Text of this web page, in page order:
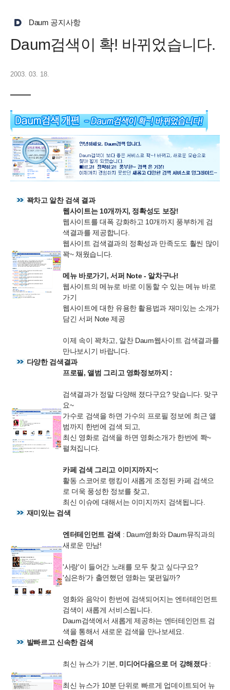
Daum 공지사항
Daum검색이 확! 바뀌었습니다.
2003. 03. 18.
꽉차고 알찬 검색 결과
웹사이트는 10개까지, 정확성도 보장!
웹사이트를 대폭 강화하고 10개까지 풍부하게 검
색결과를 제공합니다.
웹사이트 검색결과의 정확성과 만족도도 훨씬 많이
꽉~ 채웠습니다.
메뉴 바로가기, 서퍼 Note - 알차구나!
웹사이트의 메뉴로 바로 이동할 수 있는 메뉴 바로
가기
웹사이트에 대한 유용한 활용법과 재미있는 소개가
담긴 서퍼 Note 제공
이제 속이 꽉차고, 알찬 Daum웹사이트 검색결과를
만나보시기 바랍니다.
다양한 검색결과
프로필, 앨범 그리고 영화정보까지 :
검색결과가 정말 다양해 졌다구요? 맞습니다. 맞구
요~
가수로 검색을 하면 가수의 프로필 정보에 최근 앨
범까지 한번에 검색 되고,
최신 영화로 검색을 하면 영화소개가 한번에 쫙~
펼쳐집니다.
카페 검색 그리고 이미지까지~:
활동 스코어로 랭킹이 새롭게 조정된 카페 검색으
로 더욱 풍성한 정보를 찾고,
최신 이슈에 대해서는 이미지까지 검색됩니다.
재미있는 검색
엔터테인먼트 검색 : Daum영화와 Daum뮤직과의
새로운 만남!
'사랑'이 들어간 노래를 모두 찾고 싶다구요?
'심은하'가 출연했던 영화는 몇편일까?
영화와 음악이 한번에 검색되어지는 엔터테인먼트
검색이 새롭게 서비스됩니다.
Daum검색에서 새롭게 제공하는 엔터테인먼트 검
색을 통해서 새로운 검색을 만나보세요.
발빠르고 신속한 검색
최신 뉴스가 기본, 미디어다음으로 더 강해졌다:
최신 뉴스가 10분 단위로 빠르게 업데이트되어 뉴